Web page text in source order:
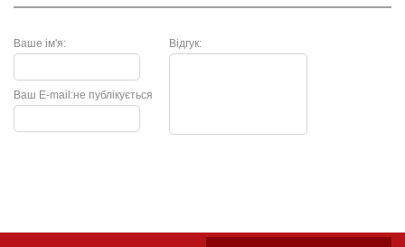
Ваше ім'я: Відгук:
не публікується
Ваш E-mail: